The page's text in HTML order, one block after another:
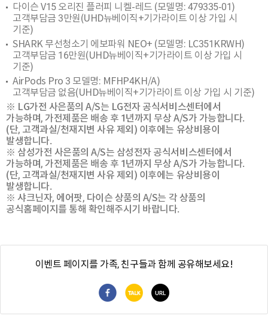
다이슨 V15 오리진 플러피 니켈-레드 (모델명: 479335-01)
고객부담금 3만원(UHD뉴베이직+기가라이트 이상 가입 시
기준)
SHARK 무선청소기 에보파워 NEO+ (모델명: LC351KRWH)
고객부담금 16만원(UHD뉴베이직+기가라이트 이상 가입 시
기준)
AirPods Pro 3 모델명: MFHP4KH/A)
고객부담금 없음(UHD뉴베이직+기가라이트 이상 가입 시 기준)
※ LG가전 사은품의 A/S는 LG전자 공식서비스센터에서
가능하며, 가전제품은 배송 후 1년까지 무상 A/S가 가능합니다.
(단, 고객과실/천재지변 사유 제외) 이후에는 유상비용이
발생합니다.
※ 삼성가전 사은품의 A/S는 삼성전자 공식서비스센터에서
가능하며, 가전제품은 배송 후 1년까지 무상 A/S가 가능합니다.
(단, 고객과실/천재지변 사유 제외) 이후에는 유상비용이
발생합니다.
※ 샤크닌자, 에어팟, 다이슨 상품의 A/S는 각 상품의
공식홈페이지를 통해 확인해주시기 바랍니다.
이벤트 페이지를 가족, 친구들과 함께 공유해보세요!
페이스북 공유카카오톡 공유
URL 복사